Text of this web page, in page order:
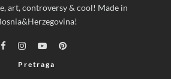
art, controversy & cool! Made in
Pretraga